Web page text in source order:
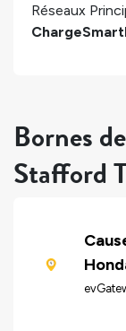
Réseaux
Bornes
Stafford